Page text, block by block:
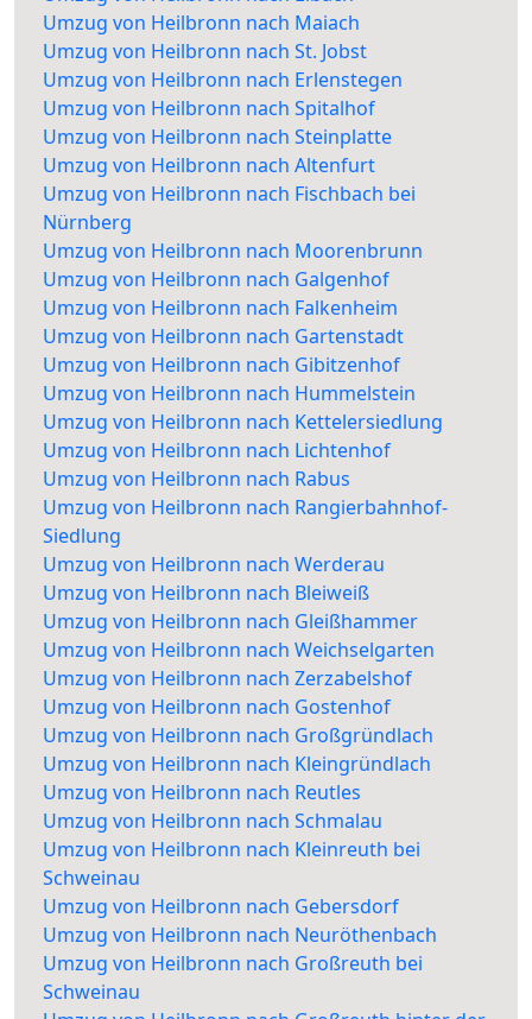
Umzug von Heilbronn nach Maiach
Umzug von Heilbronn nach St. Jobst
Umzug von Heilbronn nach Erlenstegen
Umzug von Heilbronn nach Spitalhof
Umzug von Heilbronn nach Steinplatte
Umzug von Heilbronn nach Altenfurt
Umzug von Heilbronn nach Fischbach bei
Nürnberg
Umzug von Heilbronn nach Moorenbrunn
Umzug von Heilbronn nach Galgenhof
Umzug von Heilbronn nach Falkenheim
Umzug von Heilbronn nach Gartenstadt
Umzug von Heilbronn nach Gibitzenhof
Umzug von Heilbronn nach Hummelstein
Umzug von Heilbronn nach Kettelersiedlung
Umzug von Heilbronn nach Lichtenhof
Umzug von Heilbronn nach Rabus
Umzug von Heilbronn nach Rangierbahnhof-
Siedlung
Umzug von Heilbronn nach Werderau
Umzug von Heilbronn nach Bleiweiß
Umzug von Heilbronn nach Gleißhammer
Umzug von Heilbronn nach Weichselgarten
Umzug von Heilbronn nach Zerzabelshof
Umzug von Heilbronn nach Gostenhof
Umzug von Heilbronn nach Großgründlach
Umzug von Heilbronn nach Kleingründlach
Umzug von Heilbronn nach Reutles
Umzug von Heilbronn nach Schmalau
Umzug von Heilbronn nach Kleinreuth bei
Schweinau
Umzug von Heilbronn nach Gebersdorf
Umzug von Heilbronn nach Neuröthenbach
Umzug von Heilbronn nach Großreuth bei
Schweinau